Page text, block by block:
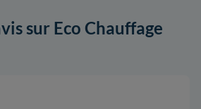
sur Eco Chauffage